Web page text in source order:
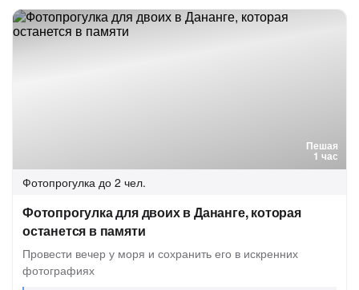
Пешая
1 час
Фотопрогулка до 2 чел.
Фотопрогулка для двоих в Дананге, которая
останется в памяти
Провести вечер у моря и сохранить его в искренних
фотографиях